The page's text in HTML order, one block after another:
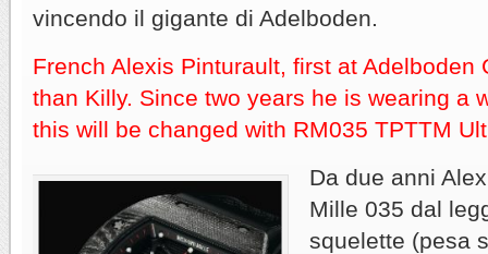
vincendo il gigante di Adelboden.
French Alexis Pinturault, first at Adelboden
than Killy. Since two years he is wearing a
this will be changed with RM035 TPTTM
Da due anni
Mille 035 dal
squelette (pesa